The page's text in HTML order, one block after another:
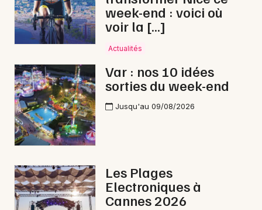
Cinéma en Provence-Alpes-Côte-d'Azur
Newsletter des sorties
Artistes en tournée
Actus à Draguignan
Magazine à Draguignan
week-end : voici où
voir la […]
Actualités
Var : nos 10 idées
sorties du week-end
Jusqu'au 09/08/2026
Les Plages
Electroniques à
Cannes 2026